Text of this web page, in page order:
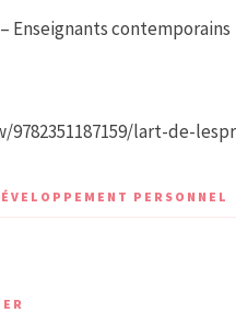
Enseignants contemporains
lart-de-
PERSONNEL